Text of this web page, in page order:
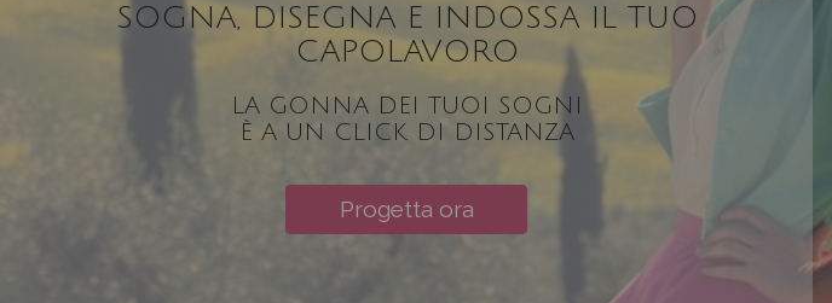
SOGNA, DISEGNA E INDOSSA IL TUO
CAPOLAVORO
LA GONNA DEI TUOI SOGNI
È A UN CLICK DI DISTANZA
Progetta ora